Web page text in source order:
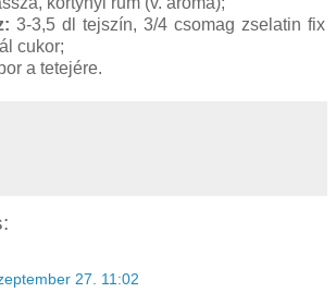
3-3,5 dl tejszín, 3/4 csomag zselatin fix
cukor;
a tetejére.
27. 11:02